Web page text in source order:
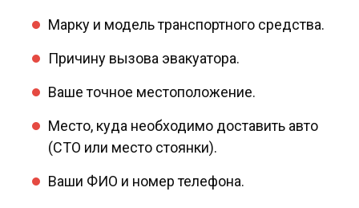
Марку и модель транспортного средства.
Причину вызова эвакуатора.
Ваше точное местоположение.
Место, куда необходимо доставить авто
(СТО или место стоянки).
Ваши ФИО и номер телефона.